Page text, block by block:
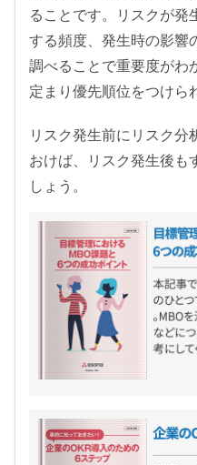
ることです。リスクが発
する頻度、発生時の影響
調べることで重要度がわ
定まり優先順位をつけら
リスク発生前にリスク分
おけば、リスク発生後も
しょう。